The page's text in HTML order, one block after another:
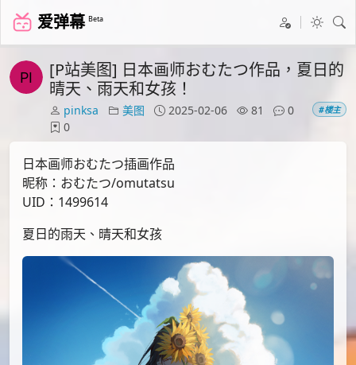
爱弹幕 Beta
[P站美图] 日本画师おむたつ作品，夏日的
晴天、雨天和女孩！
pinksa 美图 2025-02-06 81
0
0
#楼主
日本画师おむたつ插画作品
昵称：おむたつ/omutatsu
UID：1499614
夏日的雨天、晴天和女孩